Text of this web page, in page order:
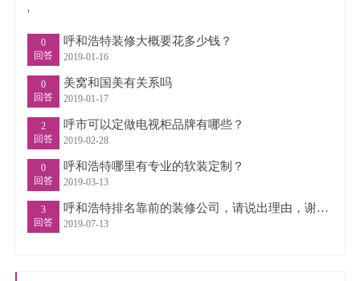
'
0
回答
呼和浩特装修大概要花多少钱？
2019-01-16
0
回答
美窝和国美有关系吗
2019-01-17
2
回答
呼市可以定做电视柜品牌有哪些？
2019-02-28
0
回答
呼和浩特哪里有专业的软装定制？
2019-03-13
3
回答
呼和浩特排名靠前的装修公司，请说出理由，谢谢！
2019-07-13